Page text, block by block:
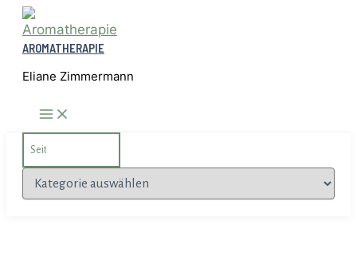
Zum
Inhalt
springen
AROMATHERAPIE
Eliane Zimmermann
for:
Kategorien